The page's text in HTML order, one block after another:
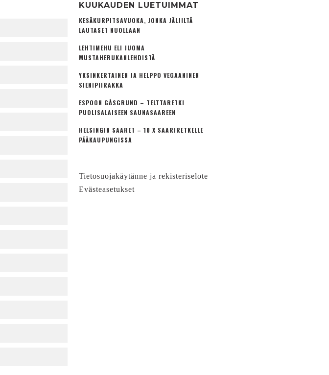
KUUKAUDEN LUETUIMMAT
KESÄKURPITSAVUOKA, JONKA JÄLJILTÄ
LAUTASET NUOLLAAN
LEHTIMEHU ELI JUOMA
MUSTAHERUKANLEHDISTÄ
YKSINKERTAINEN JA HELPPO VEGAANINEN
SIENIPIIRAKKA
ESPOON GÅSGRUND – TELTTARETKI
PUOLISALAISEEN SAUNASAAREEN
HELSINGIN SAARET – 10 X SAARIRETKELLE
PÄÄKAUPUNGISSA
Tietosuojakäytänne ja rekisteriselote
Evästeasetukset